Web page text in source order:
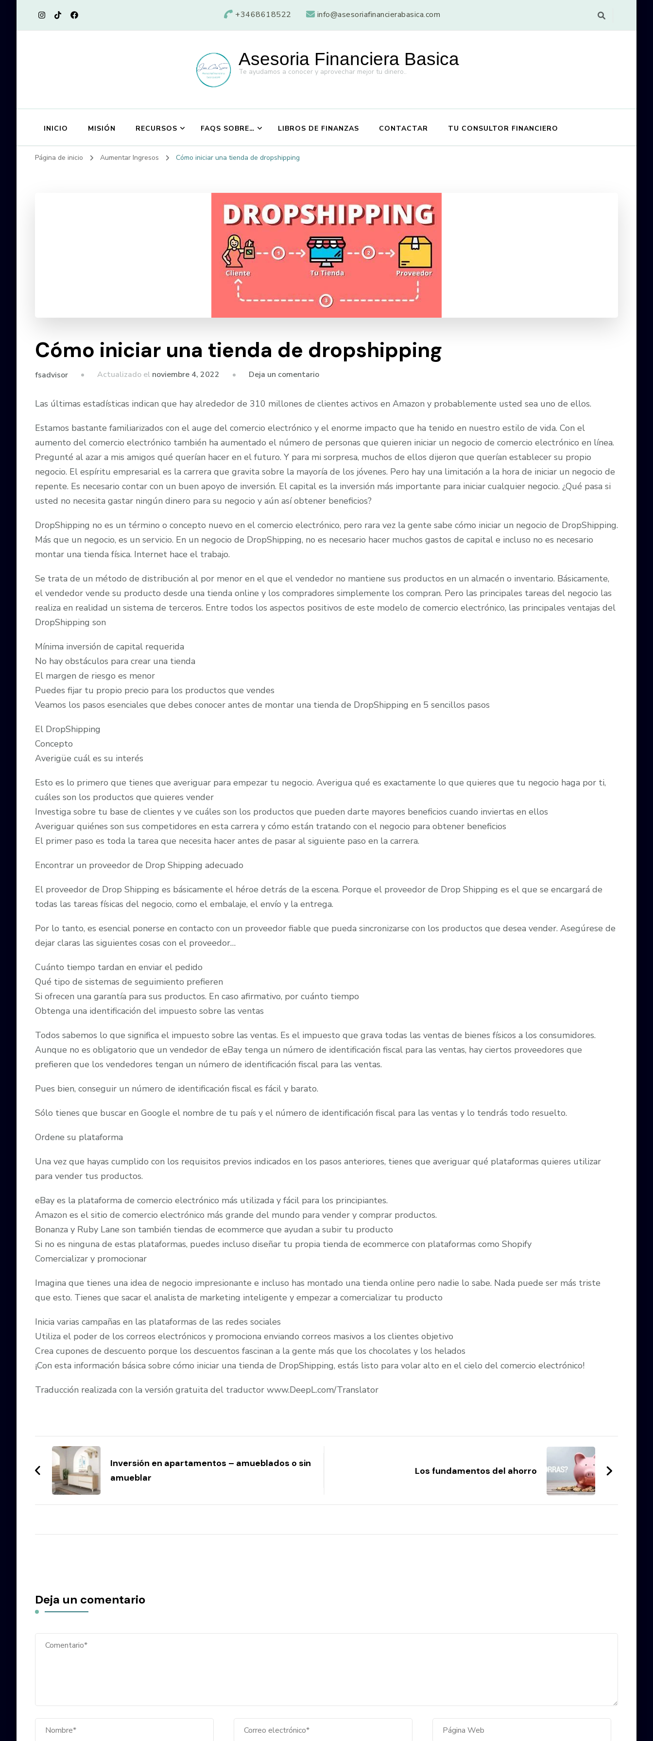
+3468618522 info@asesoriafinancierabasica.com
Asesoria Financiera Basica
Te ayudamos a conocer y aprovechar mejor tu dinero..
INICIO MISIÓN RECURSOS FAQS SOBRE… LIBROS DE FINANZAS CONTACTAR TU CONSULTOR FINANCIERO
Página de inicio Aumentar Ingresos Cómo iniciar una tienda de dropshipping
Cómo iniciar una tienda de dropshipping
fsadvisor Actualizado el noviembre 4, 2022 Deja un comentarioen
iniciar
tienda
de
dropshipping
Las últimas estadísticas indican que hay alrededor de 310 millones de clientes activos en Amazon y probablemente usted sea uno de ellos.
Estamos bastante familiarizados con el auge del comercio electrónico y el enorme impacto que ha tenido en nuestro estilo de vida. Con el
aumento del comercio electrónico también ha aumentado el número de personas que quieren iniciar un negocio de comercio electrónico en línea.
Pregunté al azar a mis amigos qué querían hacer en el futuro. Y para mi sorpresa, muchos de ellos dijeron que querían establecer su propio
negocio. El espíritu empresarial es la carrera que gravita sobre la mayoría de los jóvenes. Pero hay una limitación a la hora de iniciar un negocio de
repente. Es necesario contar con un buen apoyo de inversión. El capital es la inversión más importante para iniciar cualquier negocio. ¿Qué pasa si
usted no necesita gastar ningún dinero para su negocio y aún así obtener beneficios?
DropShipping no es un término o concepto nuevo en el comercio electrónico, pero rara vez la gente sabe cómo iniciar un negocio de DropShipping.
Más que un negocio, es un servicio. En un negocio de DropShipping, no es necesario hacer muchos gastos de capital e incluso no es necesario
montar una tienda física. Internet hace el trabajo.
Se trata de un método de distribución al por menor en el que el vendedor no mantiene sus productos en un almacén o inventario. Básicamente,
el vendedor vende su producto desde una tienda online y los compradores simplemente los compran. Pero las principales tareas del negocio las
realiza en realidad un sistema de terceros. Entre todos los aspectos positivos de este modelo de comercio electrónico, las principales ventajas del
DropShipping son
Mínima inversión de capital requerida
No hay obstáculos para crear una tienda
El margen de riesgo es menor
Puedes fijar tu propio precio para los productos que vendes
Veamos los pasos esenciales que debes conocer antes de montar una tienda de DropShipping en 5 sencillos pasos
El DropShipping
Concepto
Averigüe cuál es su interés
Esto es lo primero que tienes que averiguar para empezar tu negocio. Averigua qué es exactamente lo que quieres que tu negocio haga por ti,
cuáles son los productos que quieres vender
Investiga sobre tu base de clientes y ve cuáles son los productos que pueden darte mayores beneficios cuando inviertas en ellos
Averiguar quiénes son sus competidores en esta carrera y cómo están tratando con el negocio para obtener beneficios
El primer paso es toda la tarea que necesita hacer antes de pasar al siguiente paso en la carrera.
Encontrar un proveedor de Drop Shipping adecuado
El proveedor de Drop Shipping es básicamente el héroe detrás de la escena. Porque el proveedor de Drop Shipping es el que se encargará de
todas las tareas físicas del negocio, como el embalaje, el envío y la entrega.
Por lo tanto, es esencial ponerse en contacto con un proveedor fiable que pueda sincronizarse con los productos que desea vender. Asegúrese de
dejar claras las siguientes cosas con el proveedor…
Cuánto tiempo tardan en enviar el pedido
Qué tipo de sistemas de seguimiento prefieren
Si ofrecen una garantía para sus productos. En caso afirmativo, por cuánto tiempo
Obtenga una identificación del impuesto sobre las ventas
Todos sabemos lo que significa el impuesto sobre las ventas. Es el impuesto que grava todas las ventas de bienes físicos a los consumidores.
Aunque no es obligatorio que un vendedor de eBay tenga un número de identificación fiscal para las ventas, hay ciertos proveedores que
prefieren que los vendedores tengan un número de identificación fiscal para las ventas.
Pues bien, conseguir un número de identificación fiscal es fácil y barato.
Sólo tienes que buscar en Google el nombre de tu país y el número de identificación fiscal para las ventas y lo tendrás todo resuelto.
Ordene su plataforma
Una vez que hayas cumplido con los requisitos previos indicados en los pasos anteriores, tienes que averiguar qué plataformas quieres utilizar
para vender tus productos.
eBay es la plataforma de comercio electrónico más utilizada y fácil para los principiantes.
Amazon es el sitio de comercio electrónico más grande del mundo para vender y comprar productos.
Bonanza y Ruby Lane son también tiendas de ecommerce que ayudan a subir tu producto
Si no es ninguna de estas plataformas, puedes incluso diseñar tu propia tienda de ecommerce con plataformas como Shopify
Comercializar y promocionar
Imagina que tienes una idea de negocio impresionante e incluso has montado una tienda online pero nadie lo sabe. Nada puede ser más triste
que esto. Tienes que sacar el analista de marketing inteligente y empezar a comercializar tu producto
Inicia varias campañas en las plataformas de las redes sociales
Utiliza el poder de los correos electrónicos y promociona enviando correos masivos a los clientes objetivo
Crea cupones de descuento porque los descuentos fascinan a la gente más que los chocolates y los helados
¡Con esta información básica sobre cómo iniciar una tienda de DropShipping, estás listo para volar alto en el cielo del comercio electrónico!
Traducción realizada con la versión gratuita del traductor www.DeepL.com/Translator
Navegación
de
entradas
Inversión en apartamentos – amueblados o sin
amueblar
Los fundamentos del ahorro
Deja un comentario